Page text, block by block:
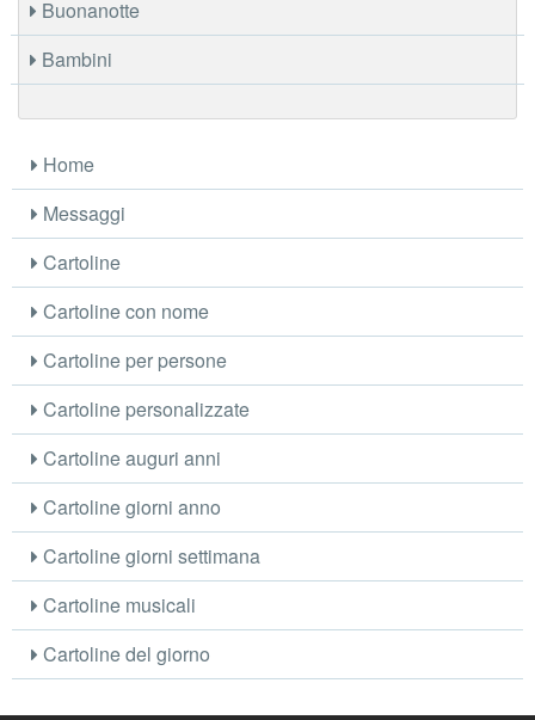
Buonanotte
Bambini
Home
Messaggi
Cartoline
Cartoline con nome
Cartoline per persone
Cartoline personalizzate
Cartoline auguri anni
Cartoline giorni anno
Cartoline giorni settimana
Cartoline musicali
Cartoline del giorno